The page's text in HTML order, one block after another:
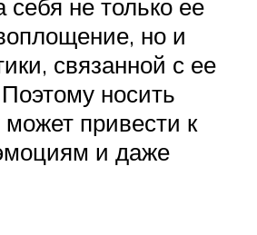
себя не только ее
но и
связанной с ее
носить
привести к
и даже